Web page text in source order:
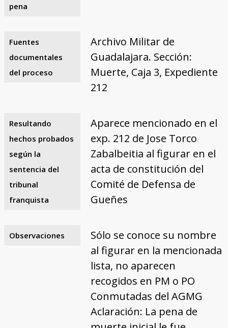
pena
Fuentes
documentales
del proceso
Archivo Militar de
Guadalajara. Sección:
Muerte, Caja 3, Expediente
212
Resultando
hechos probados
según la
sentencia del
tribunal
franquista
Aparece mencionado en el
exp. 212 de Jose Torco
Zabalbeitia al figurar en el
acta de constitución del
Comité de Defensa de
Gueñes
Observaciones
Sólo se conoce su nombre
al figurar en la mencionada
lista, no aparecen
recogidos en PM o PO
Conmutadas del AGMG
Aclaración: La pena de